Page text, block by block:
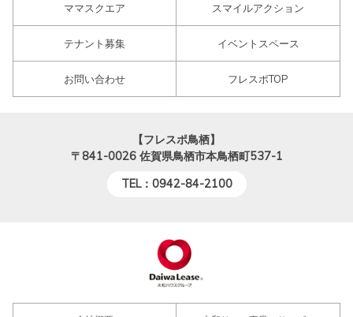
ママスクエア スマイルアクション
テナント募集 イベントスペース
お問い合わせ フレスポTOP
【フレスポ鳥栖】
〒841-0026 佐賀県鳥栖市本鳥栖町537-1
TEL：0942-84-2100